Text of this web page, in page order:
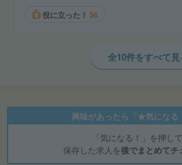
役に立った！ 36
全10件をすべて見
興味があったら「★気になる
「気になる！」を押し
保存した求人を後でまとめてチ